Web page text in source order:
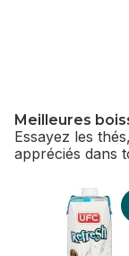
Meilleures
Essayez les
appréciés dans
sauter